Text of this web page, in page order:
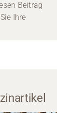
Beitrag
Ihre